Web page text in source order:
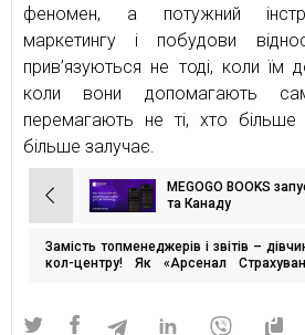
феномен, а потужний
маркетингу і побудови
прив’язуються не тоді, коли їм
коли вони допомагають
перемагають не ті, хто більше
більше залучає.
Навігація
записів
MEGOGO BOOKS
та Канаду
Замість топменеджерів і звітів –
кол-центру! Як «Арсенал